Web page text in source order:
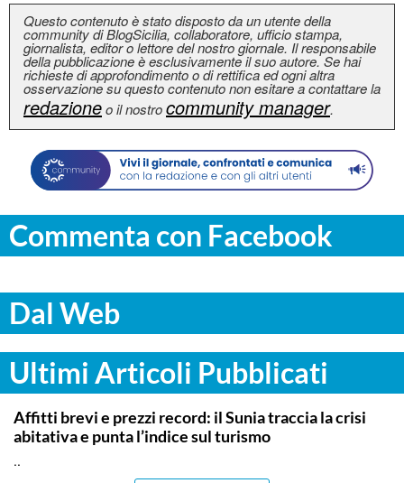
Questo contenuto è stato disposto da un utente della
community di BlogSicilia, collaboratore, ufficio stampa,
giornalista, editor o lettore del nostro giornale. Il responsabile
della pubblicazione è esclusivamente il suo autore. Se hai
richieste di approfondimento o di rettifica ed ogni altra
osservazione su questo contenuto non esitare a contattare la
redazioneo il nostrocommunity manager.
Commenta con Facebook
Dal Web
Ultimi Articoli Pubblicati
SIRACUSA
Affitti brevi e prezzi record: il Sunia traccia la crisi
abitativa e punta l’indice sul turismo
..